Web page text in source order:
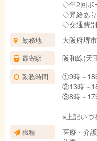
◇年2回ボ
◇昇給あり
◇交通費
勤務地 大阪府堺
最寄駅 阪和線(天
勤務時間
①9時～18
②13時～
③8時～17
※上記いづ
※週3日〜
※残業なし
職種
医療・介